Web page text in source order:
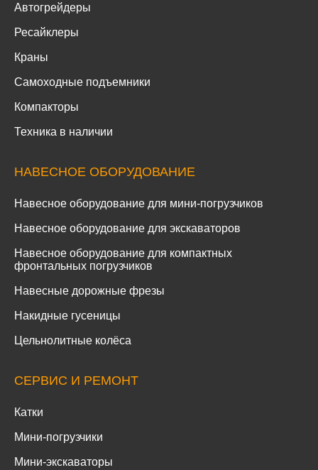
Автогрейдеры
Ресайклеры
Краны
Самоходные подъемники
Компакторы
Техника в наличии
НАВЕСНОЕ ОБОРУДОВАНИЕ
Навесное оборудование для мини-погрузчиков
Навесное оборудование для экскаваторов
Навесное оборудование для компактных
фронтальных погрузчиков
Навесные дорожные фрезы
Накидные гусеницы
Цельнолитные колёса
СЕРВИС И РЕМОНТ
Катки
Мини-погрузчики
Мини-экскаваторы